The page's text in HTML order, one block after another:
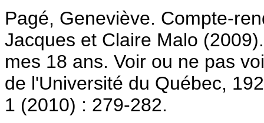
Pagé, Geneviève. Compte-
Jacques et Claire Malo
mes 18 ans. Voir ou ne pas
de l'Université du Québec,
1 (2010) : 279-282.